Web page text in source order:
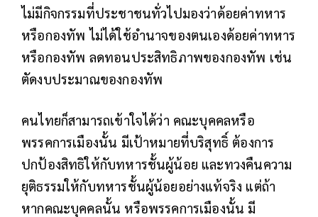
ไม่มีกิจกรรมที่ประชาชนทั่วไปมองว่าด้อยค่าทหาร
หรือกองทัพ ไม่ได้ใช้อำนาจของตนเองด้อยค่าทหาร
หรือกองทัพ ลดทอนประสิทธิภาพของกองทัพ เช่น
ตัดงบประมาณของกองทัพ
คนไทยก็สามารถเข้าใจได้ว่า คณะบุคคลหรือ
พรรคการเมืองนั้น มีเป้าหมายที่บริสุทธิ์ ต้องการ
ปกป้องสิทธิให้กับทหารชั้นผู้น้อย และทวงคืนความ
ยุติธรรมให้กับทหารชั้นผู้น้อยอย่างแท้จริง แต่ถ้า
หากคณะบุคคลนั้น หรือพรรคการเมืองนั้น มี